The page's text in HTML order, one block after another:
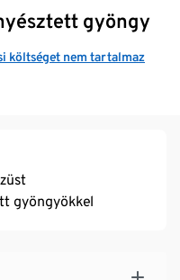
gyöngy
költséget nem tartalmaz
gyöngyökkel